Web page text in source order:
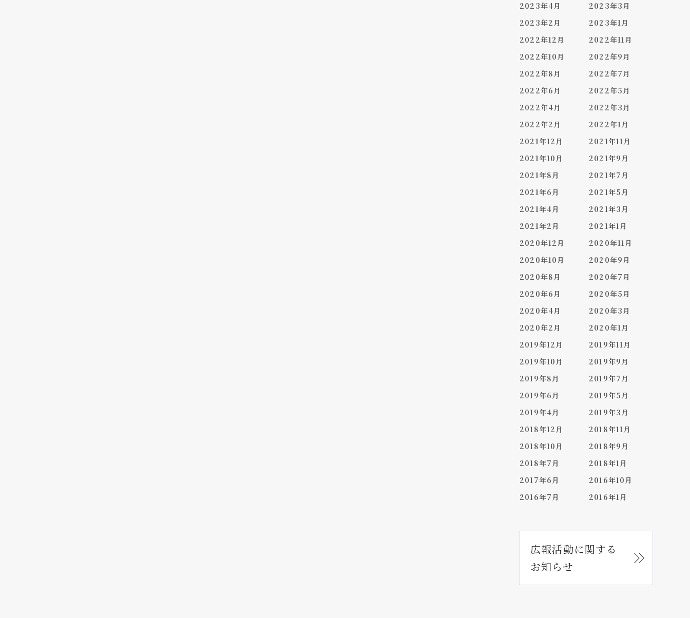
2023年4月
2023年3月
2023年2月
2023年1月
2022年12月
2022年11月
2022年10月
2022年9月
2022年8月
2022年7月
2022年6月
2022年5月
2022年4月
2022年3月
2022年2月
2022年1月
2021年12月
2021年11月
2021年10月
2021年9月
2021年8月
2021年7月
2021年6月
2021年5月
2021年4月
2021年3月
2021年2月
2021年1月
2020年12月
2020年11月
2020年10月
2020年9月
2020年8月
2020年7月
2020年6月
2020年5月
2020年4月
2020年3月
2020年2月
2020年1月
2019年12月
2019年11月
2019年10月
2019年9月
2019年8月
2019年7月
2019年6月
2019年5月
2019年4月
2019年3月
2018年12月
2018年11月
2018年10月
2018年9月
2018年7月
2018年1月
2017年6月
2016年10月
2016年7月
2016年1月
広報活動に関する
お知らせ